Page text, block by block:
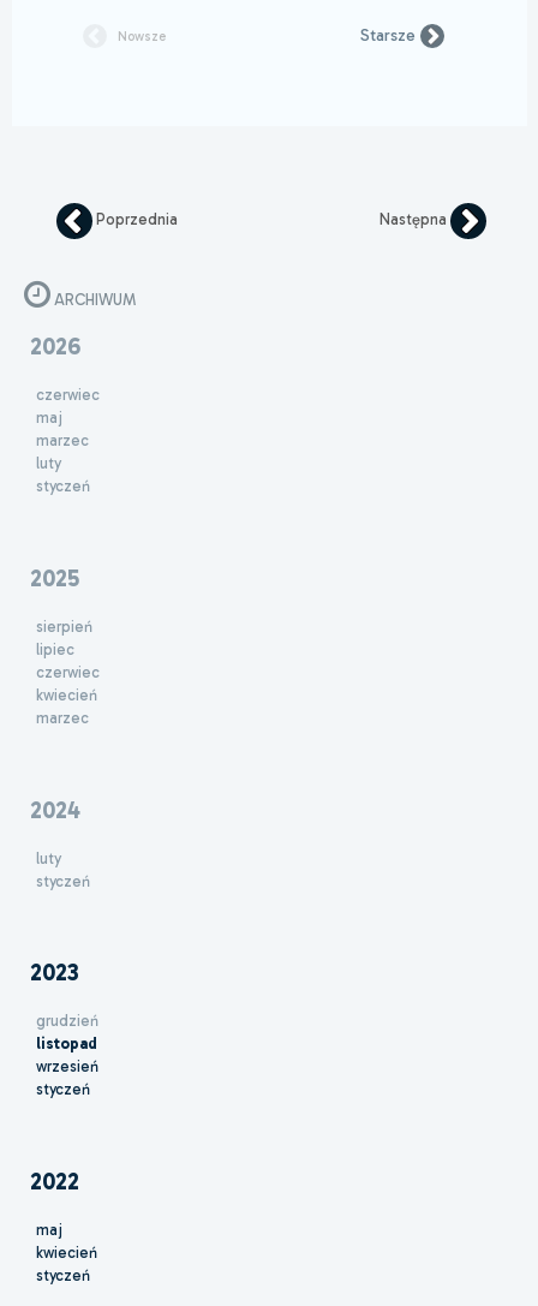
Nowsze Starsze
Poprzednia Następna
ARCHIWUM
2026
czerwiec
maj
marzec
luty
styczeń
2025
sierpień
lipiec
czerwiec
kwiecień
marzec
2024
luty
styczeń
2023
grudzień
listopad
wrzesień
styczeń
2022
maj
kwiecień
styczeń